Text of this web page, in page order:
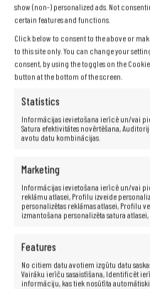
show (non-) personalized ads. Not
certain features and functions.
Click below to consent to the above or
to this site only. You can change your
consent, by using the toggles on the
button at the bottom of the screen.
Statistics
Informācijas ievietošana ierīcē un/vai
Satura efektivitātes novērtēšana,
avotu datu kombinācijas.
Marketing
Informācijas ievietošana ierīcē un/vai
reklāmu atlasei, Profilu izveide
personalizētas reklāmas atlasei, Profilu
izmantošana personalizēta satura
Features
No citiem datu avotiem izgūtu datu
Vairāku ierīču sasaistīšana, Identificēt
informāciju, kas tiek nosūtīta automātiski.
Papildinformācija: